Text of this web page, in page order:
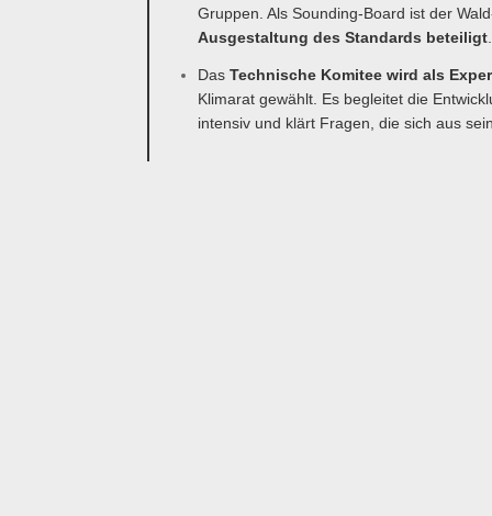
Gruppen. Als Sounding-Board ist der
Ausgestaltung des Standards beteiligt
Das Technische Komitee wird als
Klimarat gewählt. Es begleitet die
intensiv und klärt Fragen, die sich aus